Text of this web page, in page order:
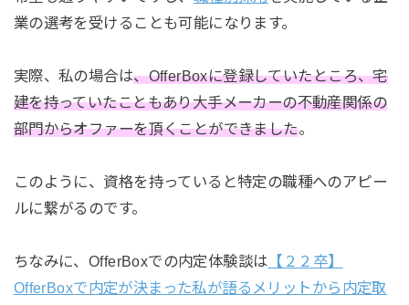
業の選考を受けることも可能になります。
実際、私の場合は、OfferBoxに登録していたところ、宅
建を持っていたこともあり大手メーカーの不動産関係の
部門からオファーを頂くことができました。
このように、資格を持っていると特定の職種へのアピー
ルに繋がるのです。
ちなみに、OfferBoxでの内定体験談は 【２２卒】
OfferBoxで内定が決まった私が語るメリットから内定取